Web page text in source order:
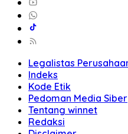
Legalistas
Indeks
Kode Etik
Pedoman Media Siber
Tentang winnet
Redaksi